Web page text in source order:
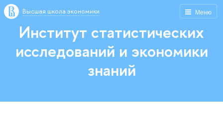
Меню
Высшая школа экономики
Институт статистических
исследований и экономики
знаний